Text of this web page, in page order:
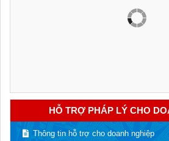
HỖ TRỢ PHÁP LÝ CHO
Thông tin hỗ trợ cho doanh nghiệp